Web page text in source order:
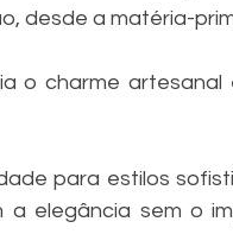
desde a matéria-
o charme artesanal
para estilos
a elegância sem o